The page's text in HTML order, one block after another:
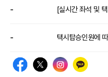
- [실시간 좌석 및
- 택시탑승인원에